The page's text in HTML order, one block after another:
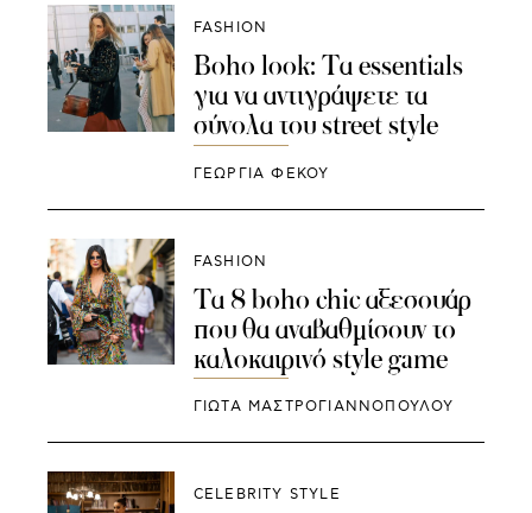
FASHION
Boho look: Τα essentials
για να αντιγράψετε τα
σύνολα του street style
ΓΕΩΡΓΙΑ ΦΕΚΟΥ
FASHION
Τα 8 boho chic αξεσουάρ
που θα αναβαθμίσουν το
καλοκαιρινό style game
ΓΙΩΤΑ ΜΑΣΤΡΟΓΙΑΝΝΟΠΟΥΛΟΥ
CELEBRITY STYLE